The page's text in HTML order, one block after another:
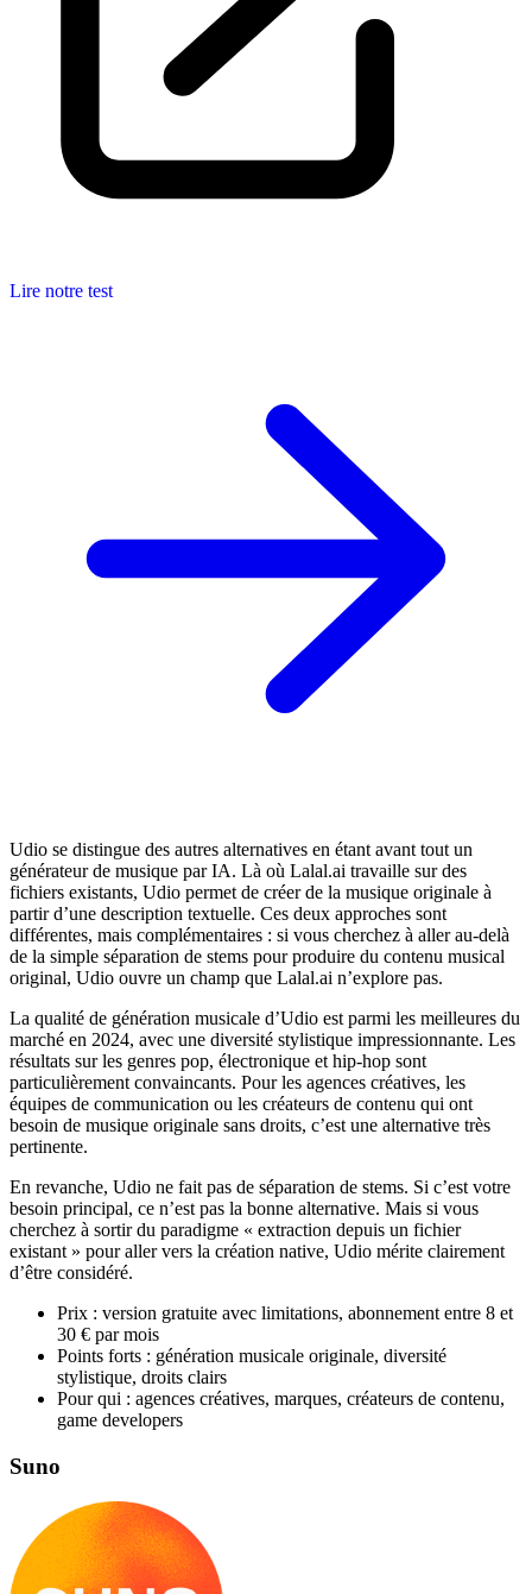
Lire notre test
Udio se distingue des autres alternatives en étant avant tout un
générateur de musique par IA. Là où Lalal.ai travaille sur des
fichiers existants, Udio permet de créer de la musique originale à
partir d’une description textuelle. Ces deux approches sont
différentes, mais complémentaires : si vous cherchez à aller au-delà
de la simple séparation de stems pour produire du contenu musical
original, Udio ouvre un champ que Lalal.ai n’explore pas.
La qualité de génération musicale d’Udio est parmi les meilleures du
marché en 2024, avec une diversité stylistique impressionnante. Les
résultats sur les genres pop, électronique et hip-hop sont
particulièrement convaincants. Pour les agences créatives, les
équipes de communication ou les créateurs de contenu qui ont
besoin de musique originale sans droits, c’est une alternative très
pertinente.
En revanche, Udio ne fait pas de séparation de stems. Si c’est votre
besoin principal, ce n’est pas la bonne alternative. Mais si vous
cherchez à sortir du paradigme « extraction depuis un fichier
existant » pour aller vers la création native, Udio mérite clairement
d’être considéré.
Prix : version gratuite avec limitations, abonnement entre 8 et
30 € par mois
Points forts : génération musicale originale, diversité
stylistique, droits clairs
Pour qui : agences créatives, marques, créateurs de contenu,
game developers
Suno